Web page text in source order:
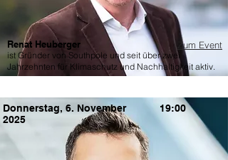
Renat Heuberger
ist Gründer von Southpole und seit über zwei
Jahrzehnten für Klimaschutz und Nachhaltigkeit aktiv.
Zum Event
Donnerstag, 6. November
2025
19:00